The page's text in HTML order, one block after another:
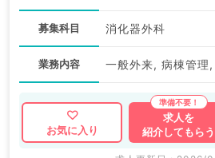
募集科目 消化器外科
業務内容
お気に入り
求人を
紹介してもらう